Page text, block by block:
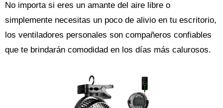
No importa si eres un amante del aire libre o
simplemente necesitas un poco de alivio en tu escritorio,
los ventiladores personales son compañeros confiables
que te brindarán comodidad en los días más calurosos.